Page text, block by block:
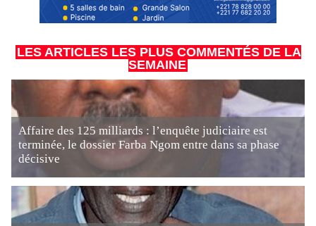
LES ARTICLES LES PLUS COMMENTÉS DE LA
SEMAINE
Affaire des 125 milliards : l’enquête judiciaire est
terminée, le dossier Farba Ngom entre dans sa phase
décisive